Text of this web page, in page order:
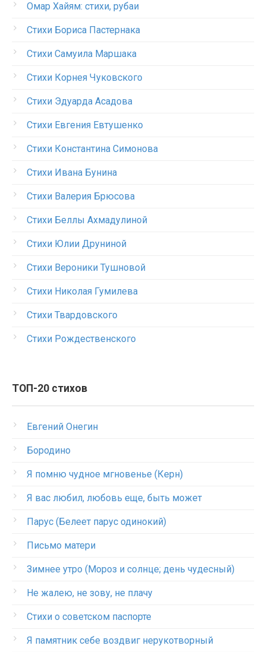
Омар Хайям: стихи, рубаи
Стихи Бориса Пастернака
Стихи Самуила Маршака
Стихи Корнея Чуковского
Стихи Эдуарда Асадова
Стихи Евгения Евтушенко
Стихи Константина Симонова
Стихи Ивана Бунина
Стихи Валерия Брюсова
Стихи Беллы Ахмадулиной
Стихи Юлии Друниной
Стихи Вероники Тушновой
Стихи Николая Гумилева
Стихи Твардовского
Стихи Рождественского
ТОП-20 стихов
Евгений Онегин
Бородино
Я помню чудное мгновенье (Керн)
Я вас любил, любовь еще, быть может
Парус (Белеет парус одинокий)
Письмо матери
Зимнее утро (Мороз и солнце; день чудесный)
Не жалею, не зову, не плачу
Стихи о советском паспорте
Я памятник себе воздвиг нерукотворный